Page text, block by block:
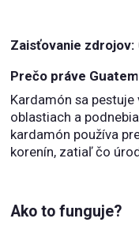
Zaisťovanie zdrojov:
Prečo práve
Kardamón sa pestuje
oblastiach a
kardamón používa
korenín, zatiaľ čo
Ako to funguje?